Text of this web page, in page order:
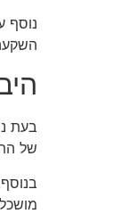
נוסף
בעת
של